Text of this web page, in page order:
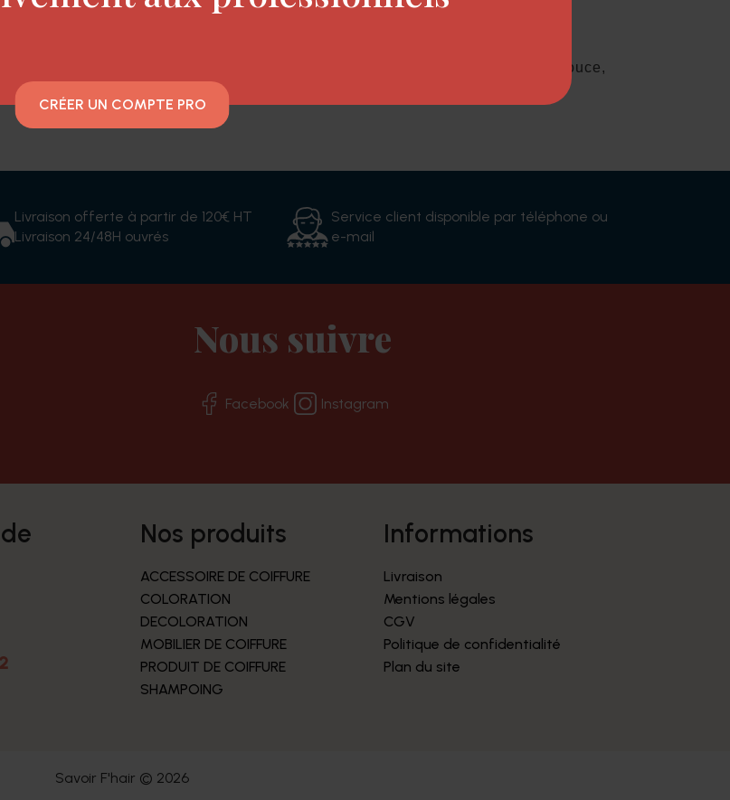
l'inconfort des pellicules. Il a une action spécifique et efficace mais douce,
Livraison offerte à partir de 120€ HT
Livraison 24/48H ouvrés
Service client disponible par téléphone ou
e-mail
Nous suivre
Facebook Instagram
de nos produits
ACCESSOIRE DE COIFFURE
COLORATION
DECOLORATION
MOBILIER DE COIFFURE
PRODUIT DE COIFFURE
SHAMPOING
informations
Livraison
Mentions légales
CGV
Politique de confidentialité
Plan du site
Savoir F'hair © 2026
CRÉER UN COMPTE PRO